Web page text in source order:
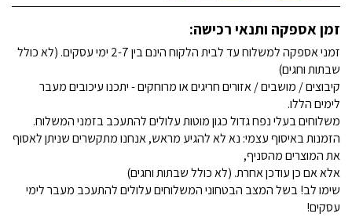
זמן אספקה ותנאי רכישה:
זמני אספקה למשלוח עד לבית הלקוח הינם בין 2-7 ימי עסקים. (לא כולל
שבתות וחגים)
קיבוצים / מושבים / אזורים חריגים או מרוחקים - יתכנו עיכובים מעבר
לימים הללו.
משלוחים בעלי נפח גדול כגון מוטות עלולים להתעכב בזמני המשלוח.
הזמנות באיסוף עצמי: נא לא להגיע מראש, אנחנו מתקשרים שניתן לאסוף
את המוצרים מהסניף,
אלא אם כן עודכן אחרת. (לא כולל שבתות וחגים)
שימו לב! בשל המצב הבטחוני המשלוחים עלולים להתעכב מעבר לימי
עסקים!